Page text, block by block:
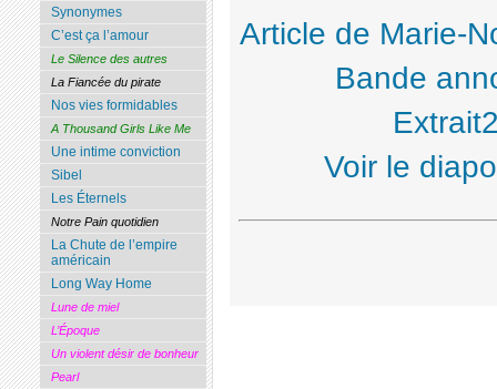
Article de Marie-
Bande
Voir le
Synonymes
C’est ça l’amour
Le Silence des autres
La Fiancée du pirate
Nos vies formidables
A Thousand Girls Like Me
Une intime conviction
Sibel
Les Éternels
Notre Pain quotidien
La Chute de l’empire
américain
Long Way Home
Lune de miel
L’Époque
Un violent désir de bonheur
Pearl